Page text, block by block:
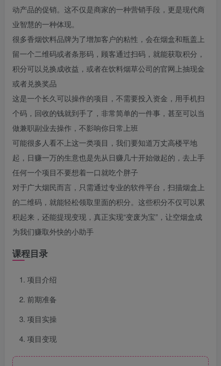
动产品的促销。这不仅是商家的一种营销手段，更是现代商
业智慧的一种体现。
很多香烟饮料品牌为了增加客户的粘性，会在烟盒和瓶盖上
留一个二维码或者条形码，顾客通过扫码，就能获取积分，
积分可以兑换成收益，或者在饮料烟草公司的官网上抽现金
或者兑换奖品
这是一个长久可以操作的项目，不需要投入资金，用手机扫
个码，回收的钱就到手了，非常简单的一件事，甚至可以当
做兼职副业去操作，不影响你日常上班
可能很多人看不上这一类项目，我们要知道万丈高楼平地
起，日赚一万的生意也是先从日赚几十开始做起的，去上手
任何一个项目不要想着一口就吃个胖子
对于广大烟民而言，只需通过专业的软件平台，扫描烟盒上
的二维码，就能轻松领取里面的积分。这些积分不仅可以累
积起来，还能提现变现，真正实现“变废为宝”，让空烟盒成
为我们赚取外快的小助手
课程目录
项目介绍
前期准备
项目实操
项目变现